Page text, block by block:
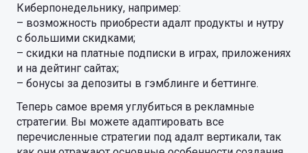
Киберпонедельнику, например:
– возможность приобрести адалт продукты и нутру
с большими скидками;
– скидки на платные подписки в играх, приложениях
и на дейтинг сайтах;
– бонусы за депозиты в гэмблинге и беттинге.
Теперь самое время углубиться в рекламные
стратегии. Вы можете адаптировать все
перечисленные стратегии под адалт вертикали, так